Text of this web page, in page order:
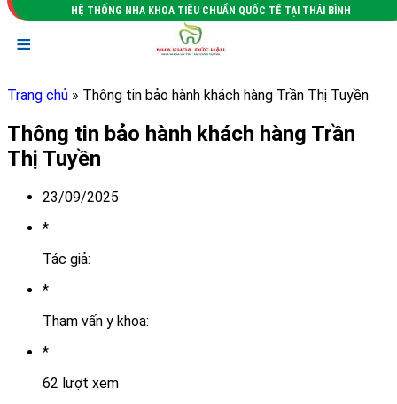
HỆ THỐNG NHA KHOA TIÊU CHUẨN QUỐC TẾ TẠI THÁI BÌNH
≡
Trang chủ » Thông tin bảo hành khách hàng Trần Thị Tuyền
Thông tin bảo hành khách hàng Trần
Thị Tuyền
23/09/2025
*
Tác giả:
*
Tham vấn y khoa:
*
62 lượt xem